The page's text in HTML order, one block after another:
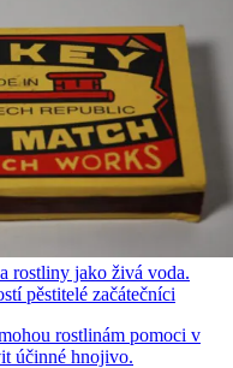
rostliny jako živá voda.
pěstitelé začátečníci
rostlinám pomoci v
účinné hnojivo.